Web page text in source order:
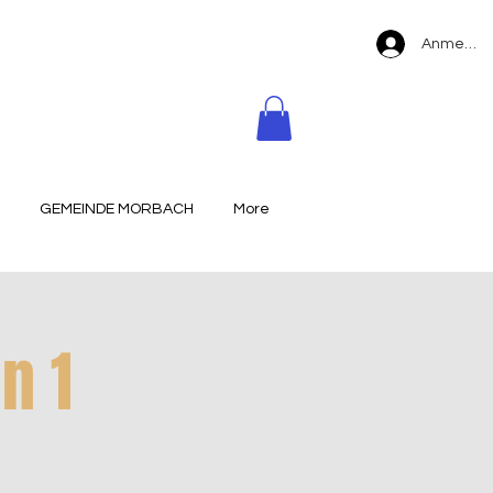
GEMEINDE MORBACH More
1